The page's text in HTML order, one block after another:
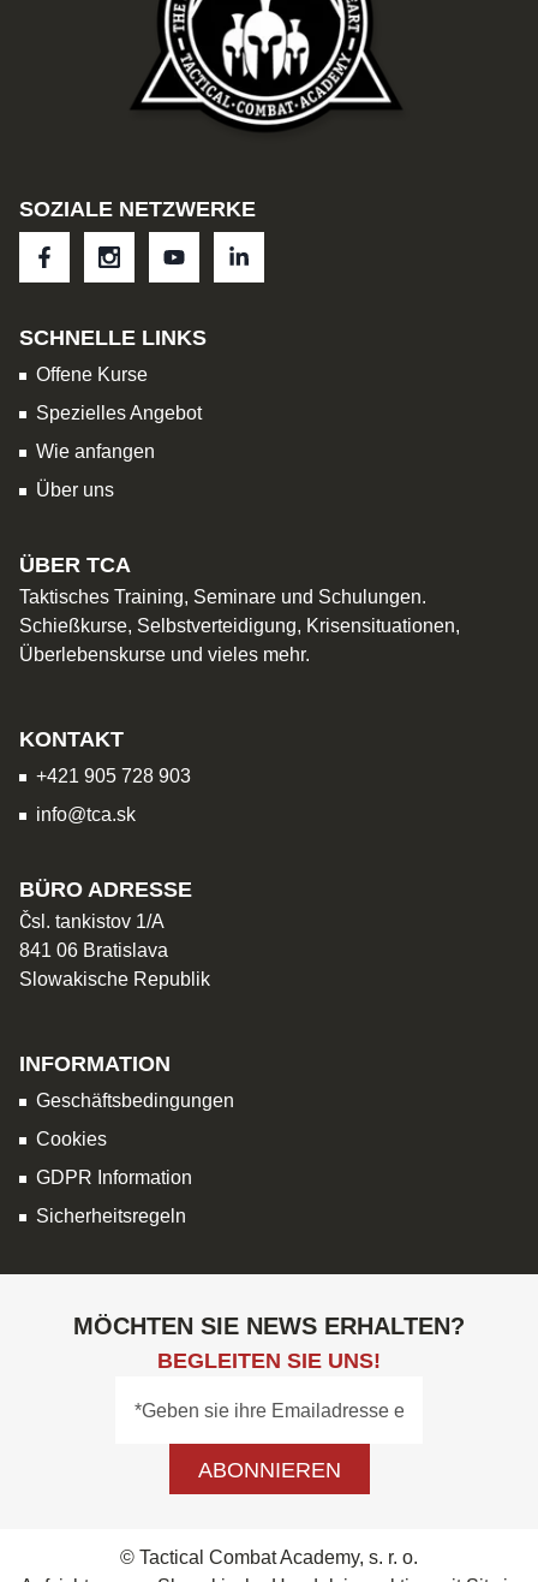
SOZIALE NETZWERKE
SCHNELLE LINKS
Offene Kurse
Spezielles Angebot
Wie anfangen
Über uns
ÜBER TCA
Taktisches Training, Seminare und Schulungen.
Schießkurse, Selbstverteidigung, Krisensituationen,
Überlebenskurse und vieles mehr.
KONTAKT
+421 905 728 903
info@tca.sk
BÜRO ADRESSE
Čsl. tankistov 1/A
841 06 Bratislava
Slowakische Republik
INFORMATION
Geschäftsbedingungen
Cookies
GDPR Information
Sicherheitsregeln
MÖCHTEN SIE NEWS ERHALTEN?
BEGLEITEN SIE UNS!
ABONNIEREN
© Tactical Combat Academy, s. r. o.